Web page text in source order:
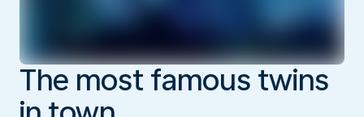
The most famous twins